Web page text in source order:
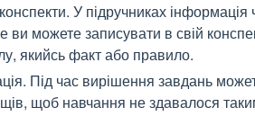
У підручниках
ви можете записувати в свій
якийсь факт або правило.
Під час вирішення завдань
щоб навчання не здавалося